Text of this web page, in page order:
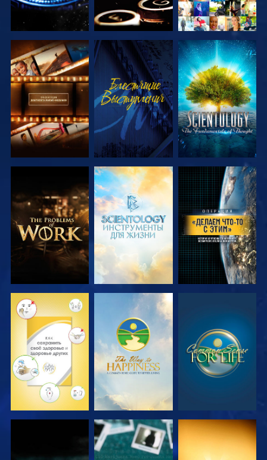
СМОТРЕТЬ
ПЕРЕДАЧИ
СМОТРЕТЬ
СМОТРЕТЬ
ПЕРЕДАЧИ
СМОТРЕТЬ
ПЕРЕДАЧИ
СМОТРЕТЬ
ПЕРЕДАЧИ
СМОТРЕТЬ
СМОТРЕТЬ СМОТРЕТЬ СМОТРЕТЬ
СМОТРЕТЬ СМОТРЕТЬ